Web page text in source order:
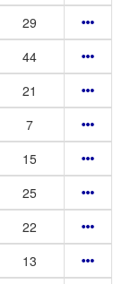
29
44
21
7
15
25
22
13